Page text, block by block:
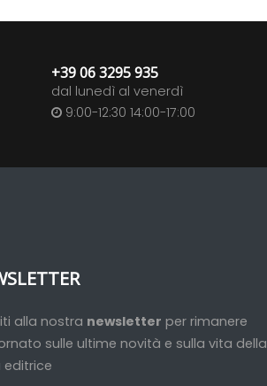
+39 06 3295 935
dal lunedì al venerdì
9:00-12:30 14:00-17:00
alla nostra newsletter per rimanere
sulle ultime novità e sulla vita della
editrice